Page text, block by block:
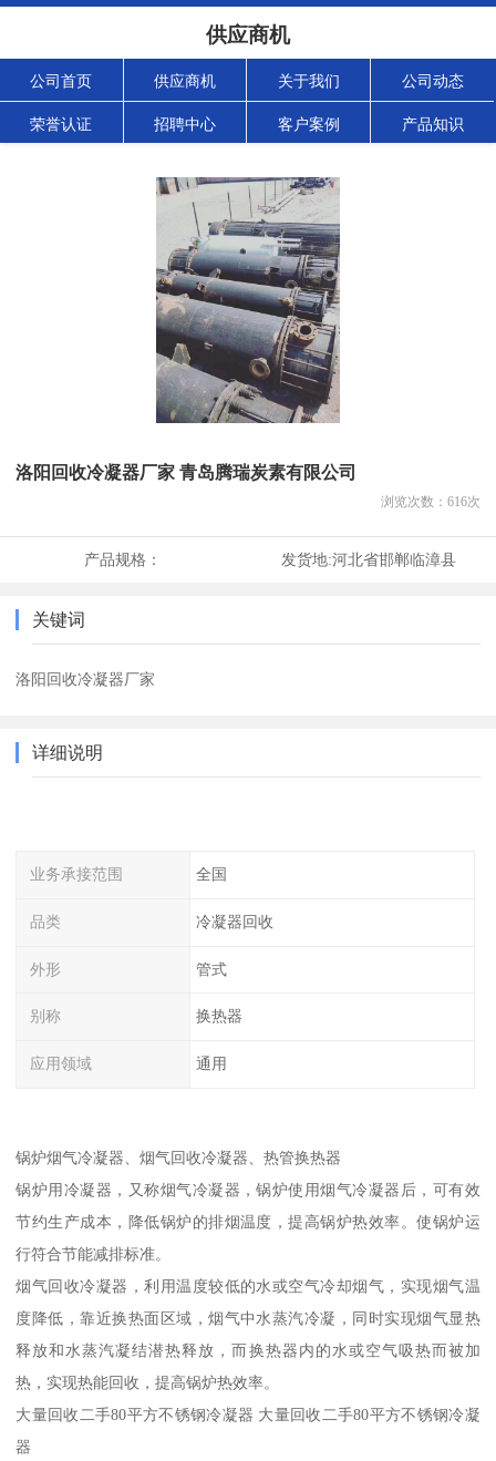
供应商机
公司首页 供应商机 关于我们 公司动态
荣誉认证 招聘中心 客户案例 产品知识
洛阳回收冷凝器厂家 青岛腾瑞炭素有限公司
浏览次数： 616次
产品规格： 发货地:河北省邯郸临漳县
关键词
洛阳回收冷凝器厂家
详细说明
业务承接范围 全国
品类 冷凝器回收
外形 管式
别称 换热器
应用领域 通用
锅炉烟气冷凝器、烟气回收冷凝器、热管换热器
锅炉用冷凝器，又称烟气冷凝器，锅炉使用烟气冷凝器后，可有效
节约生产成本，降低锅炉的排烟温度，提高锅炉热效率。使锅炉运
行符合节能减排标准。
烟气回收冷凝器，利用温度较低的水或空气冷却烟气，实现烟气温
度降低，靠近换热面区域，烟气中水蒸汽冷凝，同时实现烟气显热
释放和水蒸汽凝结潜热释放，而换热器内的水或空气吸热而被加
热，实现热能回收，提高锅炉热效率。
大量回收二手80平方不锈钢冷凝器 大量回收二手80平方不锈钢冷凝
器